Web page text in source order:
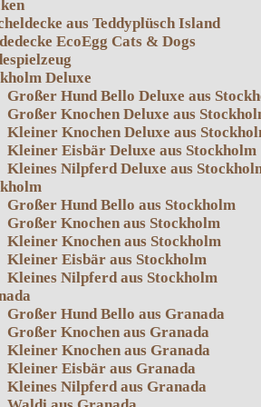
aus Teddyplüsch Island
EcoEgg Cats & Dogs
Deluxe
Großer Hund Bello Deluxe aus
Großer Knochen Deluxe aus
Kleiner Knochen Deluxe aus
Kleiner Eisbär Deluxe aus Stockholm
Kleines Nilpferd Deluxe aus
Großer Hund Bello aus Stockholm
Großer Knochen aus Stockholm
Kleiner Knochen aus Stockholm
Kleiner Eisbär aus Stockholm
Kleines Nilpferd aus Stockholm
Großer Hund Bello aus Granada
Großer Knochen aus Granada
Kleiner Knochen aus Granada
Kleiner Eisbär aus Granada
Kleines Nilpferd aus Granada